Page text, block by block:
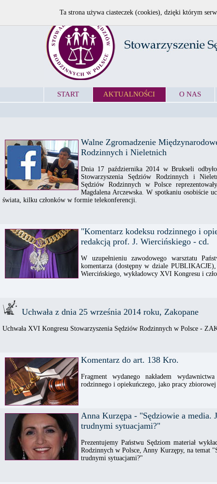
START AKTUALNOŚCI O NAS
Walne Zgromadzenie
Rodzinnych i Nieletnich
Dnia 17 października 2014 w Brukseli
Stowarzyszenia Sędziów Rodzinnych i
Sędziów Rodzinnych w Polsce
Magdalena Arczewska. W spotkaniu osobiście
świata, kilku członków w formie telekonferencji.
"Komentarz kodeksu rodzinnego i
redakcją prof. J. Wiercińskiego - cd.
W uzupełnieniu zawodowego warsztatu
komentarza (dostępny w dziale
Wiercińskiego, wykładowcy XVI Kongresu i
Uchwała z dnia 25 września 2014 roku, Zakopane
Uchwała XVI Kongresu Stowarzyszenia Sędziów Rodzinnych w Polsce -
Komentarz do art. 138 Kro.
Fragment wydanego nakładem
rodzinnego i opiekuńczego, jako pracy
Anna Kurzępa - "Sędziowie a media.
trudnymi sytuacjami?"
Prezentujemy Państwu Sędziom materiał
Rodzinnych w Polsce, Anny Kurzępy, na temat
trudnymi sytuacjami?"
Ta strona używa ciasteczek (cookies), dzięki którym